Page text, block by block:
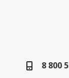
8 800